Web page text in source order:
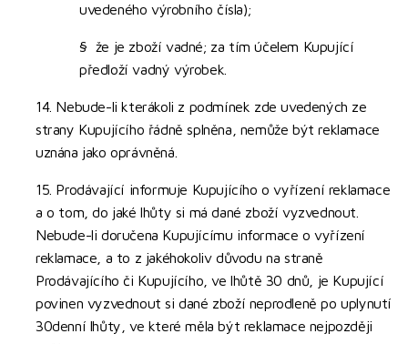
uvedeného výrobního čísla);
§ že je zboží vadné; za tím účelem Kupující
předloží vadný výrobek.
14. Nebude-li kterákoli z podmínek zde uvedených ze
strany Kupujícího řádně splněna, nemůže být reklamace
uznána jako oprávněná.
15. Prodávající informuje Kupujícího o vyřízení reklamace
a o tom, do jaké lhůty si má dané zboží vyzvednout.
Nebude-li doručena Kupujícímu informace o vyřízení
reklamace, a to z jakéhokoliv důvodu na straně
Prodávajícího či Kupujícího, ve lhůtě 30 dnů, je Kupující
povinen vyzvednout si dané zboží neprodleně po uplynutí
30denní lhůty, ve které měla být reklamace nejpozději